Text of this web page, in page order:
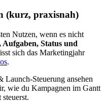
(kurz, praxisnah)
Nutzen, wenn es nicht
Status und
sich das Marketingjahr
.
Launch-Steuerung ansehen
wie du Kampagnen im Gantt